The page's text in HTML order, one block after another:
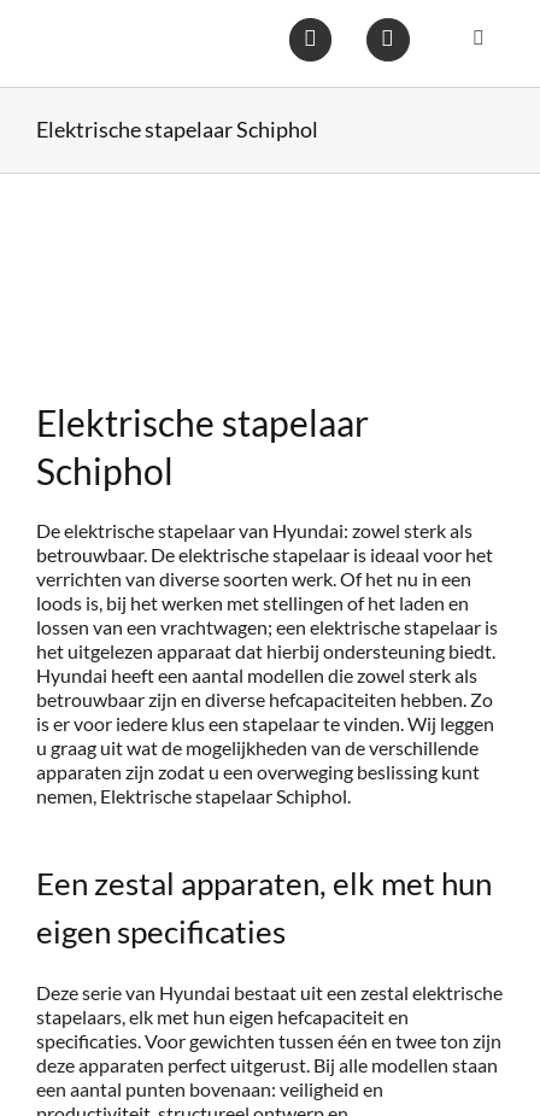
Toggle
Contact
Elektrische stapelaar Schiphol
Elektrische stapelaar
Schiphol
De elektrische stapelaar van Hyundai: zowel sterk als
betrouwbaar. De elektrische stapelaar is ideaal voor het
verrichten van diverse soorten werk. Of het nu in een
loods is, bij het werken met stellingen of het laden en
lossen van een vrachtwagen; een elektrische stapelaar is
het uitgelezen apparaat dat hierbij ondersteuning biedt.
Hyundai heeft een aantal modellen die zowel sterk als
betrouwbaar zijn en diverse hefcapaciteiten hebben. Zo
is er voor iedere klus een stapelaar te vinden. Wij leggen
u graag uit wat de mogelijkheden van de verschillende
apparaten zijn zodat u een overweging beslissing kunt
nemen, Elektrische stapelaar Schiphol.
Een zestal apparaten, elk met hun
eigen specificaties
Deze serie van Hyundai bestaat uit een zestal elektrische
stapelaars, elk met hun eigen hefcapaciteit en
specificaties. Voor gewichten tussen één en twee ton zijn
deze apparaten perfect uitgerust. Bij alle modellen staan
een aantal punten bovenaan: veiligheid en